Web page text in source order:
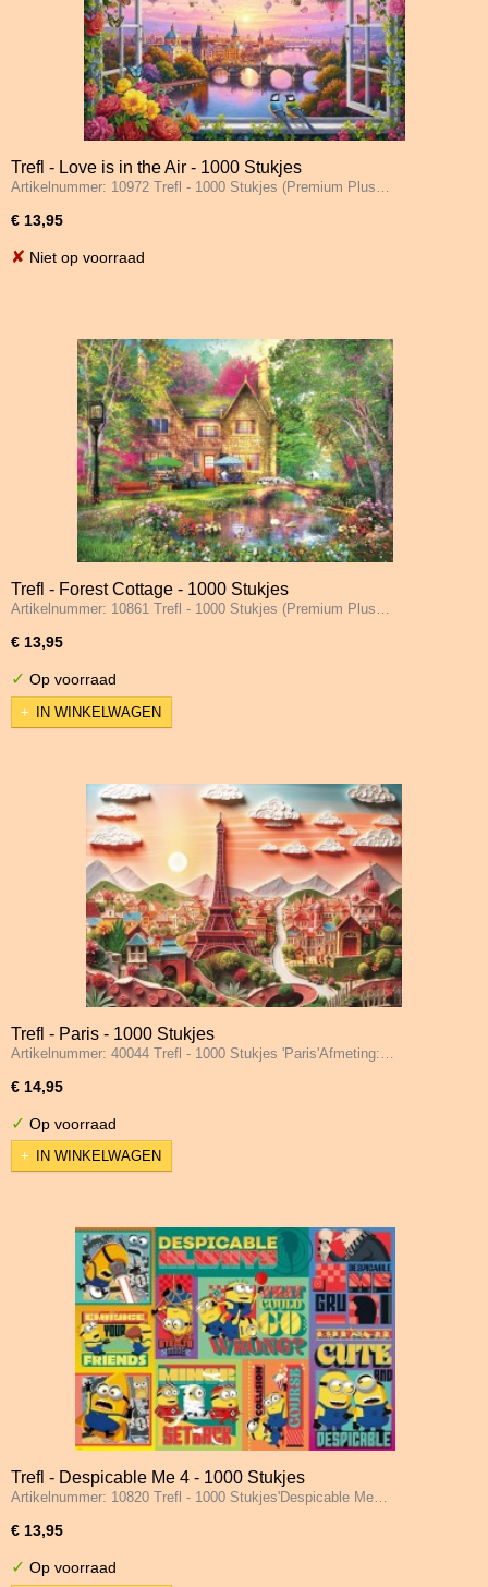
Trefl - Love is in the Air - 1000 Stukjes
Artikelnummer: 10972 Trefl - 1000 Stukjes (Premium Plus…
€ 13,95
✘ Niet op voorraad
Trefl - Forest Cottage - 1000 Stukjes
Artikelnummer: 10861 Trefl - 1000 Stukjes (Premium Plus…
€ 13,95
✓ Op voorraad
IN WINKELWAGEN
Trefl - Paris - 1000 Stukjes
Artikelnummer: 40044 Trefl - 1000 Stukjes 'Paris'Afmeting:…
€ 14,95
✓ Op voorraad
IN WINKELWAGEN
Trefl - Despicable Me 4 - 1000 Stukjes
Artikelnummer: 10820 Trefl - 1000 Stukjes'Despicable Me…
€ 13,95
✓ Op voorraad